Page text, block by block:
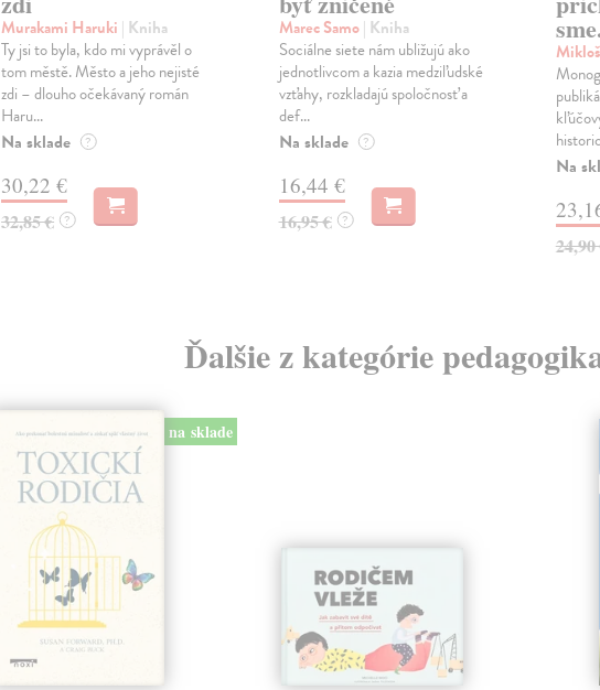
Murakami Haruki | Kniha
Ty jsi to byla, kdo mi vyprávěl o
tom městě. Město a jeho nejisté
zdi – dlouho očekávaný román
Haru...
Na sklade ?
30,22 €
32,85 € ?
Marec Samo| Kniha
Sociálne siete nám ubližujú ako
jednotlivcom a kazia medziľudské
vzťahy, rozkladajú spoločnosť a
def...
Na sklade ?
16,44 €
16,95 € ?
Na
24,90
Ďalšie z kategórie
na sklade